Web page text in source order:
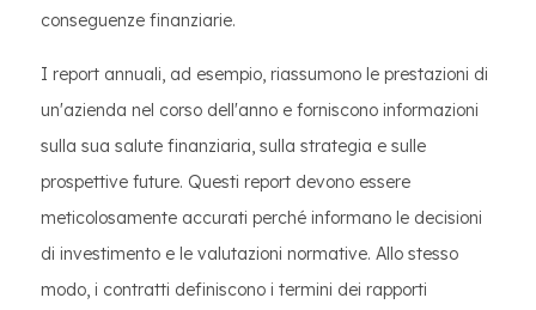
conseguenze finanziarie.
I report annuali, ad esempio, riassumono le prestazioni di
un'azienda nel corso dell'anno e forniscono informazioni
sulla sua salute finanziaria, sulla strategia e sulle
prospettive future. Questi report devono essere
meticolosamente accurati perché informano le decisioni
di investimento e le valutazioni normative. Allo stesso
modo, i contratti definiscono i termini dei rapporti